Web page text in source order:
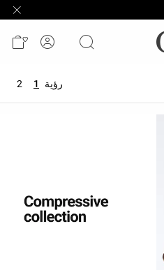
رؤية 1
2